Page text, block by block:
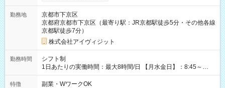
勤務地
京都市下京区
京都府京都市下京区（最寄り駅：JR京都駅徒歩5分・その他各線
京都駅徒歩7分）
株式会社アイヴィジット
勤務時間
シフト制
1日あたりの実働時間：最大8時間/日 【月水金日】：8:45～
16:30 【火木】：8:45～19:00 週3日～OK、シフト制 ※扶養内
勤務OK ※月1回～2回程度、日曜日出勤をお願いします。 ※時間
特徴 副業・WワークOK